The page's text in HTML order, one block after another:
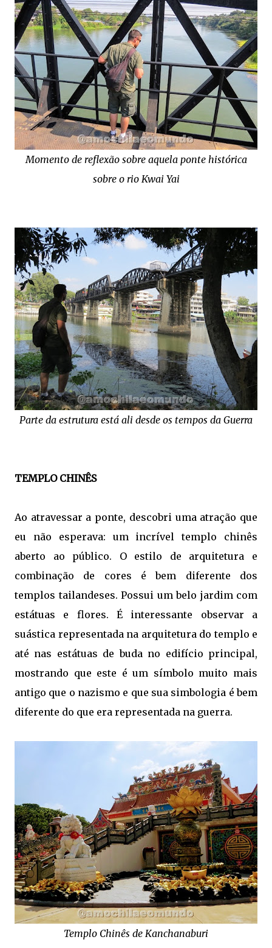
Momento de reflexão sobre aquela ponte histórica
sobre o rio Kwai Yai
Parte da estrutura está ali desde os tempos da Guerra
TEMPLO CHINÊS
Ao atravessar a ponte, descobri uma atração que
eu não esperava: um incrível templo chinês
aberto ao público. O estilo de arquitetura e
combinação de cores é bem diferente dos
templos tailandeses. Possui um belo jardim com
estátuas e flores. É interessante observar a
suástica representada na arquitetura do templo e
até nas estátuas de buda no edifício principal,
mostrando que este é um símbolo muito mais
antigo que o nazismo e que sua simbologia é bem
diferente do que era representada na guerra.
Templo Chinês de Kanchanaburi